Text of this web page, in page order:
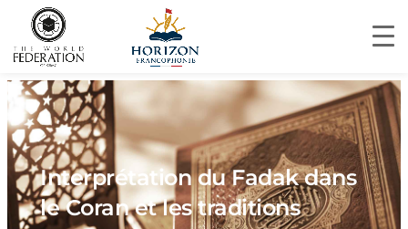
Interprétation du Fadak dans
le Coran et les traditions